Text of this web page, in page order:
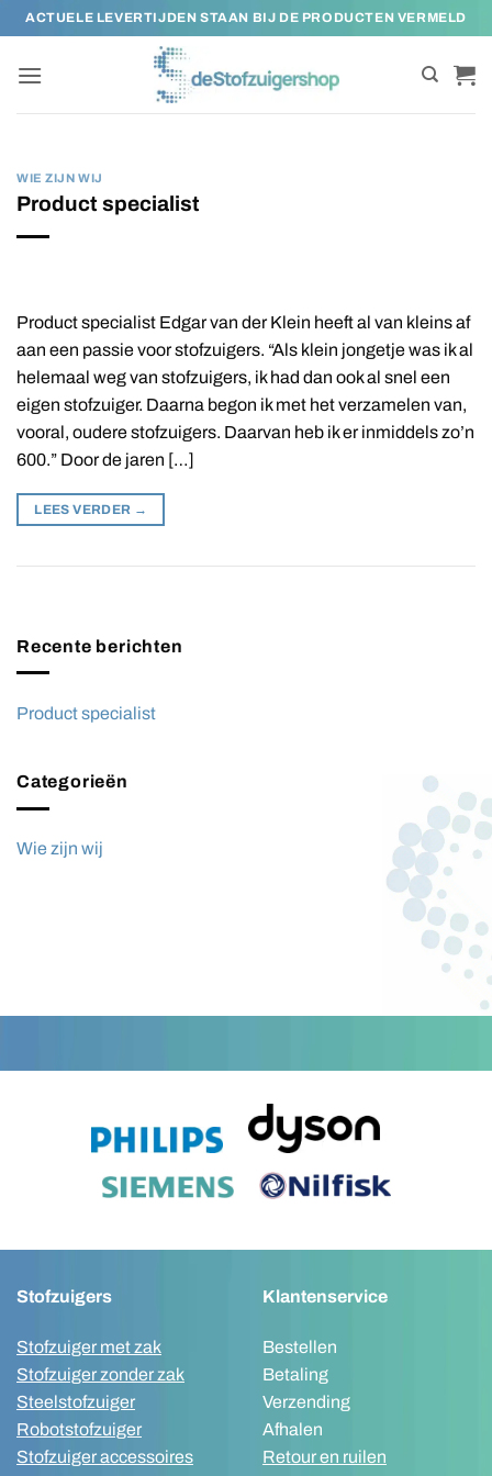
naar
inhoud
ACTUELE LEVERTIJDEN STAAN BIJ DE PRODUCTEN VERMELD
WIE ZIJN WIJ
Product specialist
Product specialist Edgar van der Klein heeft al van kleins af
aan een passie voor stofzuigers. “Als klein jongetje was ik al
helemaal weg van stofzuigers, ik had dan ook al snel een
eigen stofzuiger. Daarna begon ik met het verzamelen van,
vooral, oudere stofzuigers. Daarvan heb ik er inmiddels zo’n
600.” Door de jaren […]
LEES VERDER →
Recente berichten
Product specialist
Categorieën
Wie zijn wij
Stofzuigers
Stofzuiger met zak
Stofzuiger zonder zak
Steelstofzuiger
Robotstofzuiger
Stofzuiger accessoires
Klantenservice
Bestellen
Betaling
Verzending
Afhalen
Retour en ruilen